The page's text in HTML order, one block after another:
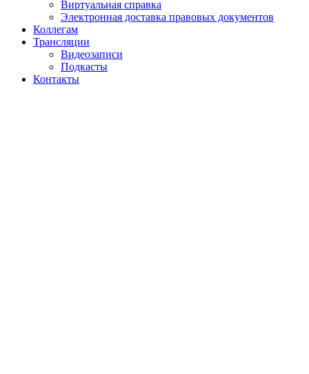
Виртуальная справка
Электронная доставка правовых документов
Коллегам
Трансляции
Видеозаписи
Подкасты
Контакты